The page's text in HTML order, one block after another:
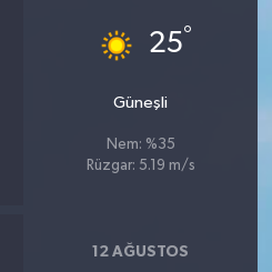
25°
Güneşli
Nem: %35
Rüzgar: 5.19 m/s
12 AĞUSTOS